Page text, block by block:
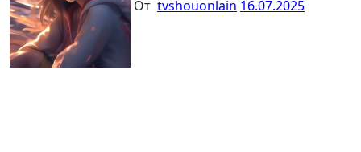
От tvshouonlain 16.07.2025